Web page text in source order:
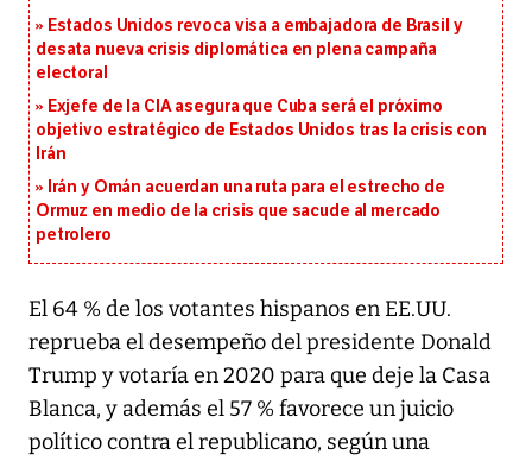
Estados Unidos revoca visa a embajadora de Brasil y
desata nueva crisis diplomática en plena campaña
electoral
Exjefe de la CIA asegura que Cuba será el próximo
objetivo estratégico de Estados Unidos tras la crisis con
Irán
Irán y Omán acuerdan una ruta para el estrecho de
Ormuz en medio de la crisis que sacude al mercado
petrolero
El 64 % de los votantes hispanos en EE.UU.
reprueba el desempeño del presidente Donald
Trump y votaría en 2020 para que deje la Casa
Blanca, y además el 57 % favorece un juicio
político contra el republicano, según una